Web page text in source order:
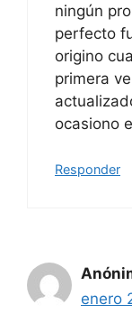
ningún
perfecto
origino
primera
ocasiono
Responder
enero